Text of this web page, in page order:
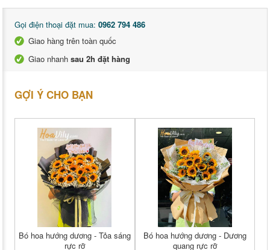
Gọi điện thoại đặt mua: 0962 794 486
Giao hàng trên toàn quốc
Giao nhanh sau 2h đặt hàng
GỢI Ý CHO BẠN
Bó hoa hướng dương - Tỏa sáng
rực rỡ
Bó hoa hướng dương - Dương
quang rực rỡ